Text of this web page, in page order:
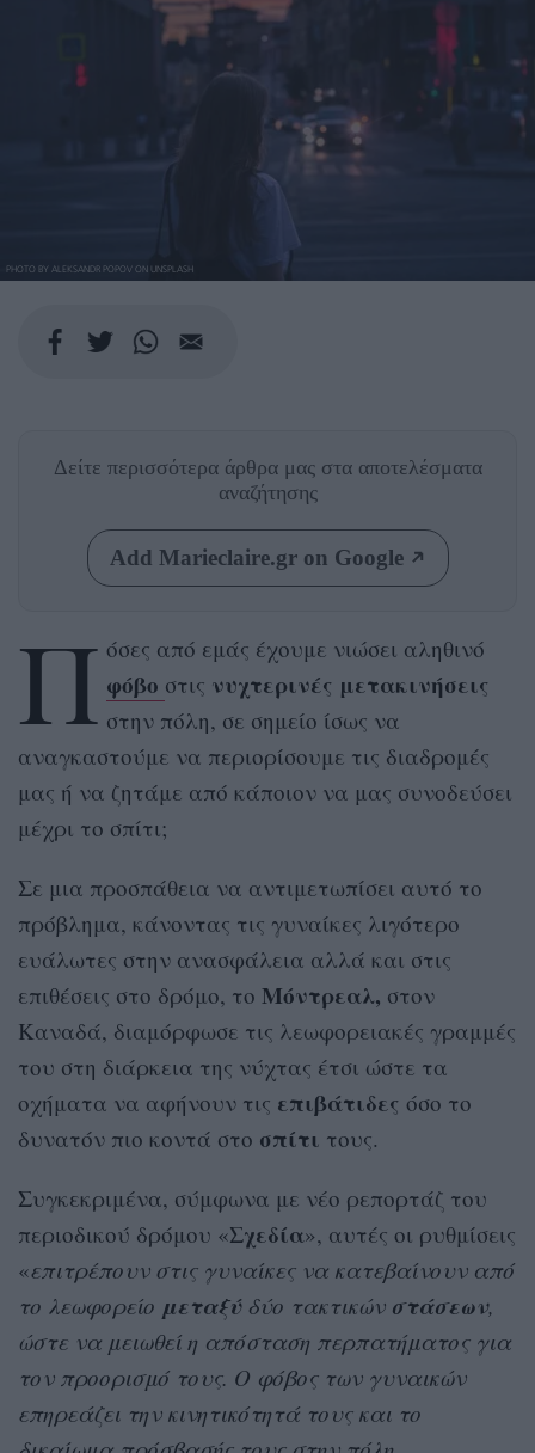
PHOTO BY ALEKSANDR POPOV ON UNSPLASH
Δείτε περισσότερα άρθρα μας στα αποτελέσματα
αναζήτησης
Add Marieclaire.gr on Google
Π όσες από εμάς έχουμε νιώσει αληθινό
φόβο στις νυχτερινές μετακινήσεις
στην πόλη, σε σημείο ίσως να
αναγκαστούμε να περιορίσουμε τις διαδρομές
μας ή να ζητάμε από κάποιον να μας συνοδεύσει
μέχρι το σπίτι;
Σε μια προσπάθεια να αντιμετωπίσει αυτό το
πρόβλημα, κάνοντας τις γυναίκες λιγότερο
ευάλωτες στην ανασφάλεια αλλά και στις
επιθέσεις στο δρόμο, το Μόντρεαλ, στον
Καναδά, διαμόρφωσε τις λεωφορειακές γραμμές
του στη διάρκεια της νύχτας έτσι ώστε τα
οχήματα να αφήνουν τις επιβάτιδες όσο το
δυνατόν πιο κοντά στο σπίτι τους.
Συγκεκριμένα, σύμφωνα με νέο ρεπορτάζ του
περιοδικού δρόμου «Σχεδία», αυτές οι ρυθμίσεις
«επιτρέπουν στις γυναίκες να κατεβαίνουν από
το λεωφορείο μεταξύδύο τακτικών στάσεων,
ώστε να μειωθεί η απόσταση περπατήματος για
τον προορισμό τους. Ο φόβος των γυναικών
επηρεάζει την κινητικότητά τους και το